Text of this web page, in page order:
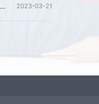
2023-03-21